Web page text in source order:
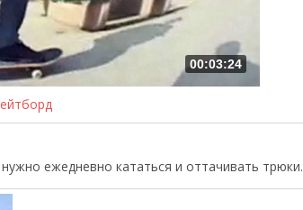
00:03:24
ежедневно кататься и оттачивать трюки.